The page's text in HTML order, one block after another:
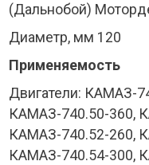
(Дальнобой)
Диаметр, мм 120
Применяемость
Двигатели: КАМАЗ-
КАМАЗ-740.50-360,
КАМАЗ-740.52-260,
КАМАЗ-740.54-300,